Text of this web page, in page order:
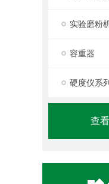
实验磨粉
容重器
硬度仪系列
查